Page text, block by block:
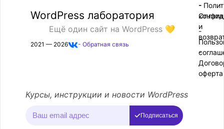
WordPress лаборатория
Ещё один сайт на WordPress 💛
2021 — 2026 - Обратная связь
-
-
-
Оплата
и
-
оферта
Курсы, инструкции и новости WordPress
Подписаться